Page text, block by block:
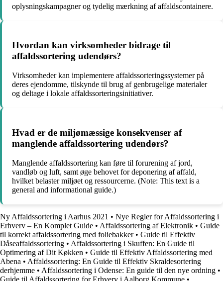
oplysningskampagner og tydelig mærkning af affaldscontainere.
Hvordan kan virksomheder bidrage til
affaldssortering udendørs?
Virksomheder kan implementere affaldssorteringssystemer på
deres ejendomme, tilskynde til brug af genbrugelige materialer
og deltage i lokale affaldssorteringsinitiativer.
Hvad er de miljømæssige konsekvenser af
manglende affaldssortering udendørs?
Manglende affaldssortering kan føre til forurening af jord,
vandløb og luft, samt øge behovet for deponering af affald,
hvilket belaster miljøet og ressourcerne. (Note: This text is a
general and informational guide.)
Ny Affaldssortering i Aarhus 2021 • Nye Regler for Affaldssortering i
Erhverv – En Komplet Guide • Affaldssortering af Elektronik • Guide
til korrekt affaldssortering med foliebakker• Guide til Effektiv
Dåseaffaldssortering • Affaldssortering i Skuffen: En Guide til
Optimering af Dit Køkken • Guide til Effektiv Affaldssortering med
Abena • Affaldssortering: En Guide til Effektiv Skraldesortering
derhjemme • Affaldssortering i Odense: En guide til den nye ordning •
Guide til Affaldssortering for Erhverv i Aalborg Kommune •